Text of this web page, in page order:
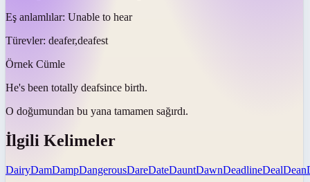
Eş anlamlılar: Unable to hear
Türevler: deafer,deafest
Örnek Cümle
He's been totally deafsince birth.
O doğumundan bu yana tamamen sağırdı.
İlgili Kelimeler
DairyDamDampDangerousDareDateDauntDawnDeadlineDealDean